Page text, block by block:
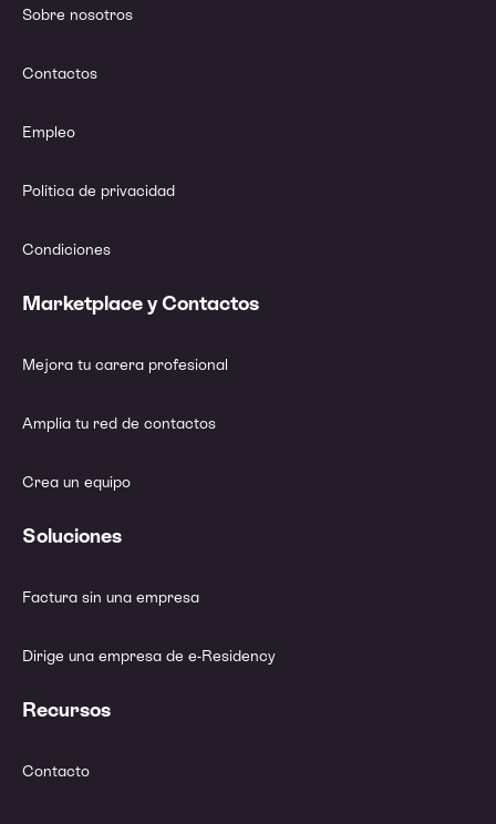
Sobre nosotros
Contactos
Empleo
Política de privacidad
Condiciones
Marketplace y Contactos
Mejora tu carera profesional
Amplía tu red de contactos
Crea un equipo
Soluciones
Factura sin una empresa
Dirige una empresa de e-Residency
Recursos
Contacto